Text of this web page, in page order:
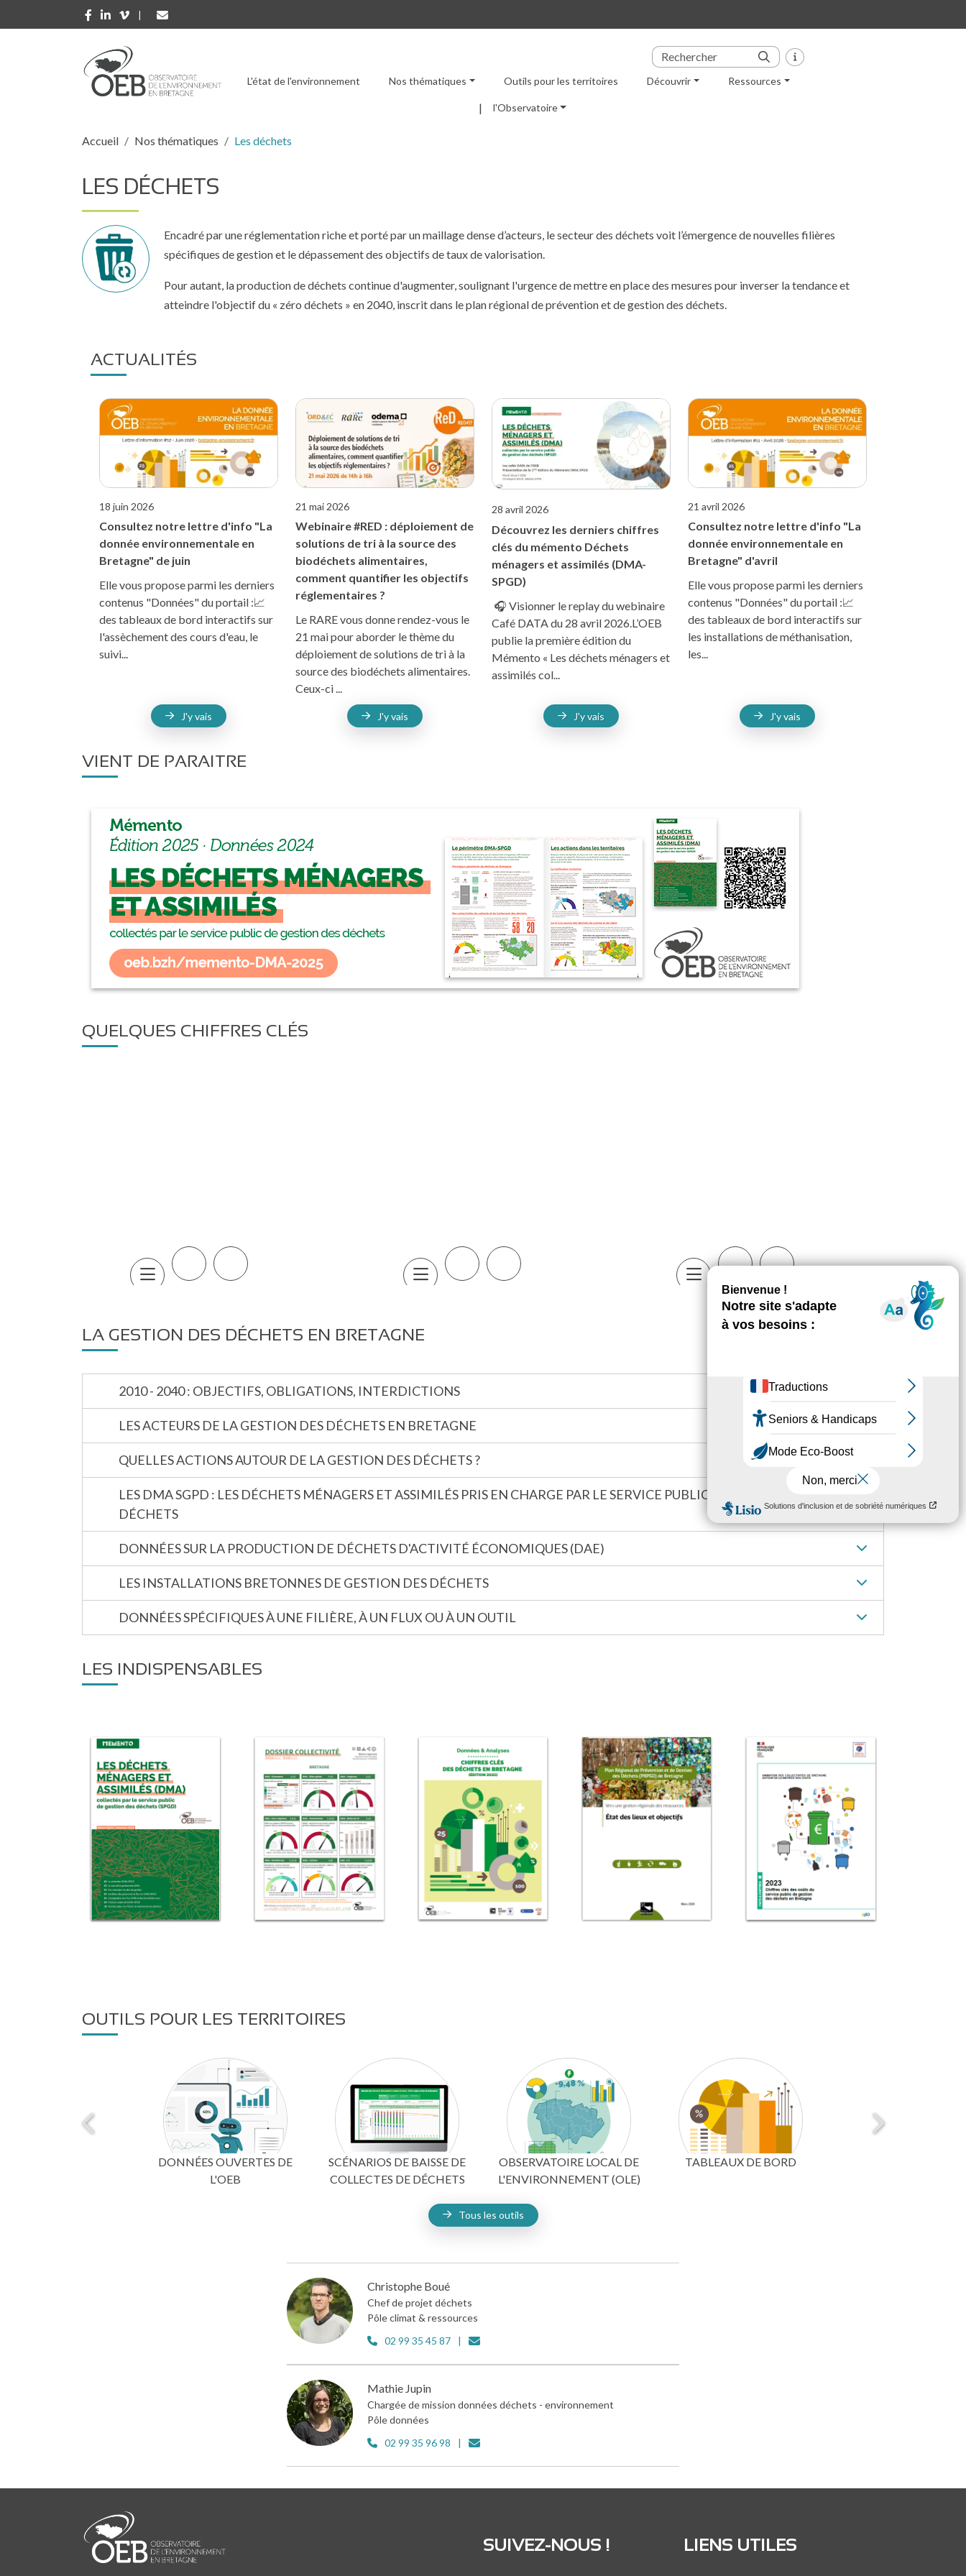
Aller au contenu principal
Menu principal
L'état de l'environnement Nos thématiques Outils pour les territoires Découvrir Ressources
l'Observatoire
Fil d'Ariane
Accueil Nos thématiques Les déchets
LES DÉCHETS
Pictogramme Description
Encadré par une réglementation riche et porté par un maillage dense d’acteurs, le secteur des déchets voit l’émergence de nouvelles filières
spécifiques de gestion et le dépassement des objectifs de taux de valorisation.
Pour autant, la production de déchets continue d'augmenter, soulignant l'urgence de mettre en place des mesures pour inverser la tendance et
atteindre l'objectif du « zéro déchets » en 2040, inscrit dans le plan régional de prévention et de gestion des déchets.
ACTUALITÉS
18 juin 2026
Consultez notre lettre d'info "La
donnée environnementale en
Bretagne" de juin
Elle vous propose parmi les derniers
contenus "Données" du portail :📈
des tableaux de bord interactifs sur
l'assèchement des cours d'eau, le
suivi...
J'y vais
21 mai 2026
Webinaire #RED : déploiement de
solutions de tri à la source des
biodéchets alimentaires,
comment quantifier les objectifs
réglementaires ?
Le RARE vous donne rendez-vous le
21 mai pour aborder le thème du
déploiement de solutions de tri à la
source des biodéchets alimentaires.
Ceux-ci ...
J'y vais
28 avril 2026
Découvrez les derniers chiffres
clés du mémento Déchets
ménagers et assimilés (DMA-
SPGD)
🎧 Visionner le replay du webinaire
Café DATA du 28 avril 2026.L’OEB
publie la première édition du
Mémento « Les déchets ménagers et
assimilés col...
J'y vais
21 avril 2026
Consultez notre lettre d'info "La
donnée environnementale en
Bretagne" d'avril
Elle vous propose parmi les derniers
contenus "Données" du portail :📈
des tableaux de bord interactifs sur
les installations de méthanisation,
les...
J'y vais
VIENT DE PARAITRE
QUELQUES CHIFFRES CLÉS
LA GESTION DES DÉCHETS EN BRETAGNE
2010 - 2040 : OBJECTIFS, OBLIGATIONS, INTERDICTIONS
LES ACTEURS DE LA GESTION DES DÉCHETS EN BRETAGNE
QUELLES ACTIONS AUTOUR DE LA GESTION DES DÉCHETS ?
LES DMA SGPD : LES DÉCHETS MÉNAGERS ET ASSIMILÉS PRIS EN CHARGE PAR LE SERVICE PUBLIC DE GESTION DES
DÉCHETS
DONNÉES SUR LA PRODUCTION DE DÉCHETS D'ACTIVITÉ ÉCONOMIQUES (DAE)
LES INSTALLATIONS BRETONNES DE GESTION DES DÉCHETS
DONNÉES SPÉCIFIQUES À UNE FILIÈRE, À UN FLUX OU À UN OUTIL
LES INDISPENSABLES
Image Image Image Image Image
OUTILS POUR LES TERRITOIRES
DONNÉES OUVERTES DE
L'OEB
SCÉNARIOS DE BAISSE DE
COLLECTES DE DÉCHETS
OBSERVATOIRE LOCAL DE
L'ENVIRONNEMENT (OLE)
TABLEAUX DE BORD
Tous les outils
Christophe Boué
Chef de projet déchets
Pôle climat & ressources
02 99 35 45 87
Mathie Jupin
Chargée de mission données déchets - environnement
Pôle données
02 99 35 96 98
SUIVEZ-NOUS ! LIENS UTILES